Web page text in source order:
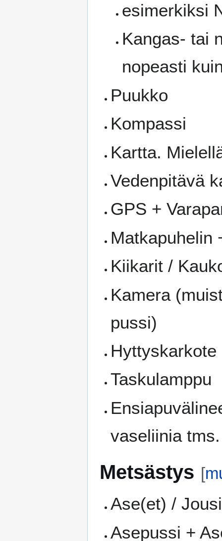
esimerkiksi
Kangas- tai
nopeasti
Puukko
Kompassi
Kartta.
Vedenpitävä
GPS +
Matkapuhelin
Kiikarit /
Kamera
pussi)
Hyttyskarkote
Taskulamppu
vaseliinia
Metsästys [
Ase(et) / Jousi
Asepussi +